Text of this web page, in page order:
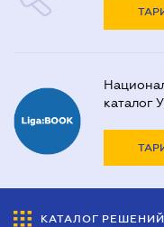
каталог
КАТАЛОГ РЕШЕНИЙ